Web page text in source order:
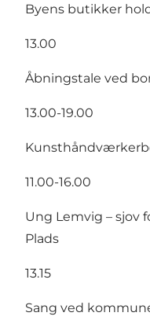
Byens butikker
13.00
Åbningstale ved
13.00-19.00
11.00-16.00
Ung Lemvig – sjov
Plads
13.15
Sang ved